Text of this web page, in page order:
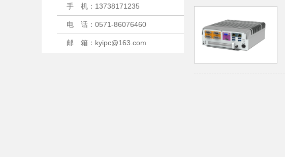
手 机：13738171235
电 话：0571-86076460
邮 箱：kyipc@163.com